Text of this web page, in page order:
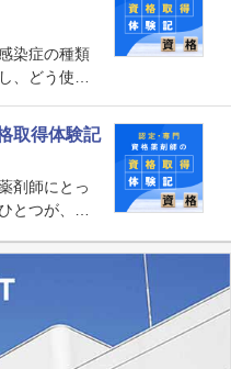
って一目置
染症の種類
、どう使っ
加算の施設
ており、今
くの役割が
取得体験記
剤師にとっ
とつが、
わたる医療
理できるこ
器になりま